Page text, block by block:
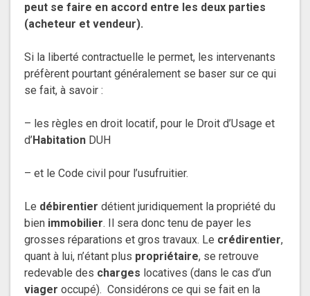
peut se faire en accord entre les deux parties
(acheteur et vendeur).
Si la liberté contractuelle le permet, les intervenants
préfèrent pourtant généralement se baser sur ce qui
se fait, à savoir :
– les règles en droit locatif, pour le Droit d’Usage et
d’Habitation DUH
– et le Code civil pour l’usufruitier.
Le débirentier détient juridiquement la propriété du
bien immobilier. Il sera donc tenu de payer les
grosses réparations et gros travaux. Le crédirentier,
quant à lui, n’étant plus propriétaire, se retrouve
redevable des charges locatives (dans le cas d’un
viager occupé). Considérons ce qui se fait en la